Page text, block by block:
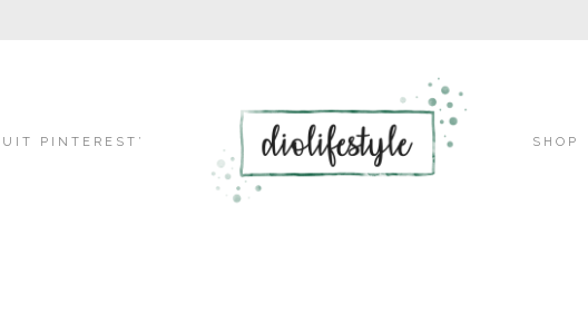
PINTEREST’ SHOP